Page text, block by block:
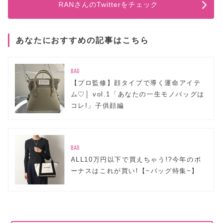
RANさんのTwitterをチェック
あなたにおすすめの記事はこちら
BAG
【プロ監修】顔タイプで導く運命アイテ
ム♡│ vol.1「あなたの一生モノバッグは
コレ!」子供顔編
BAG
ALL10万円以下で買えちゃう!?今年のボ
ーナスはこれが買い!【~バッグ特集~】